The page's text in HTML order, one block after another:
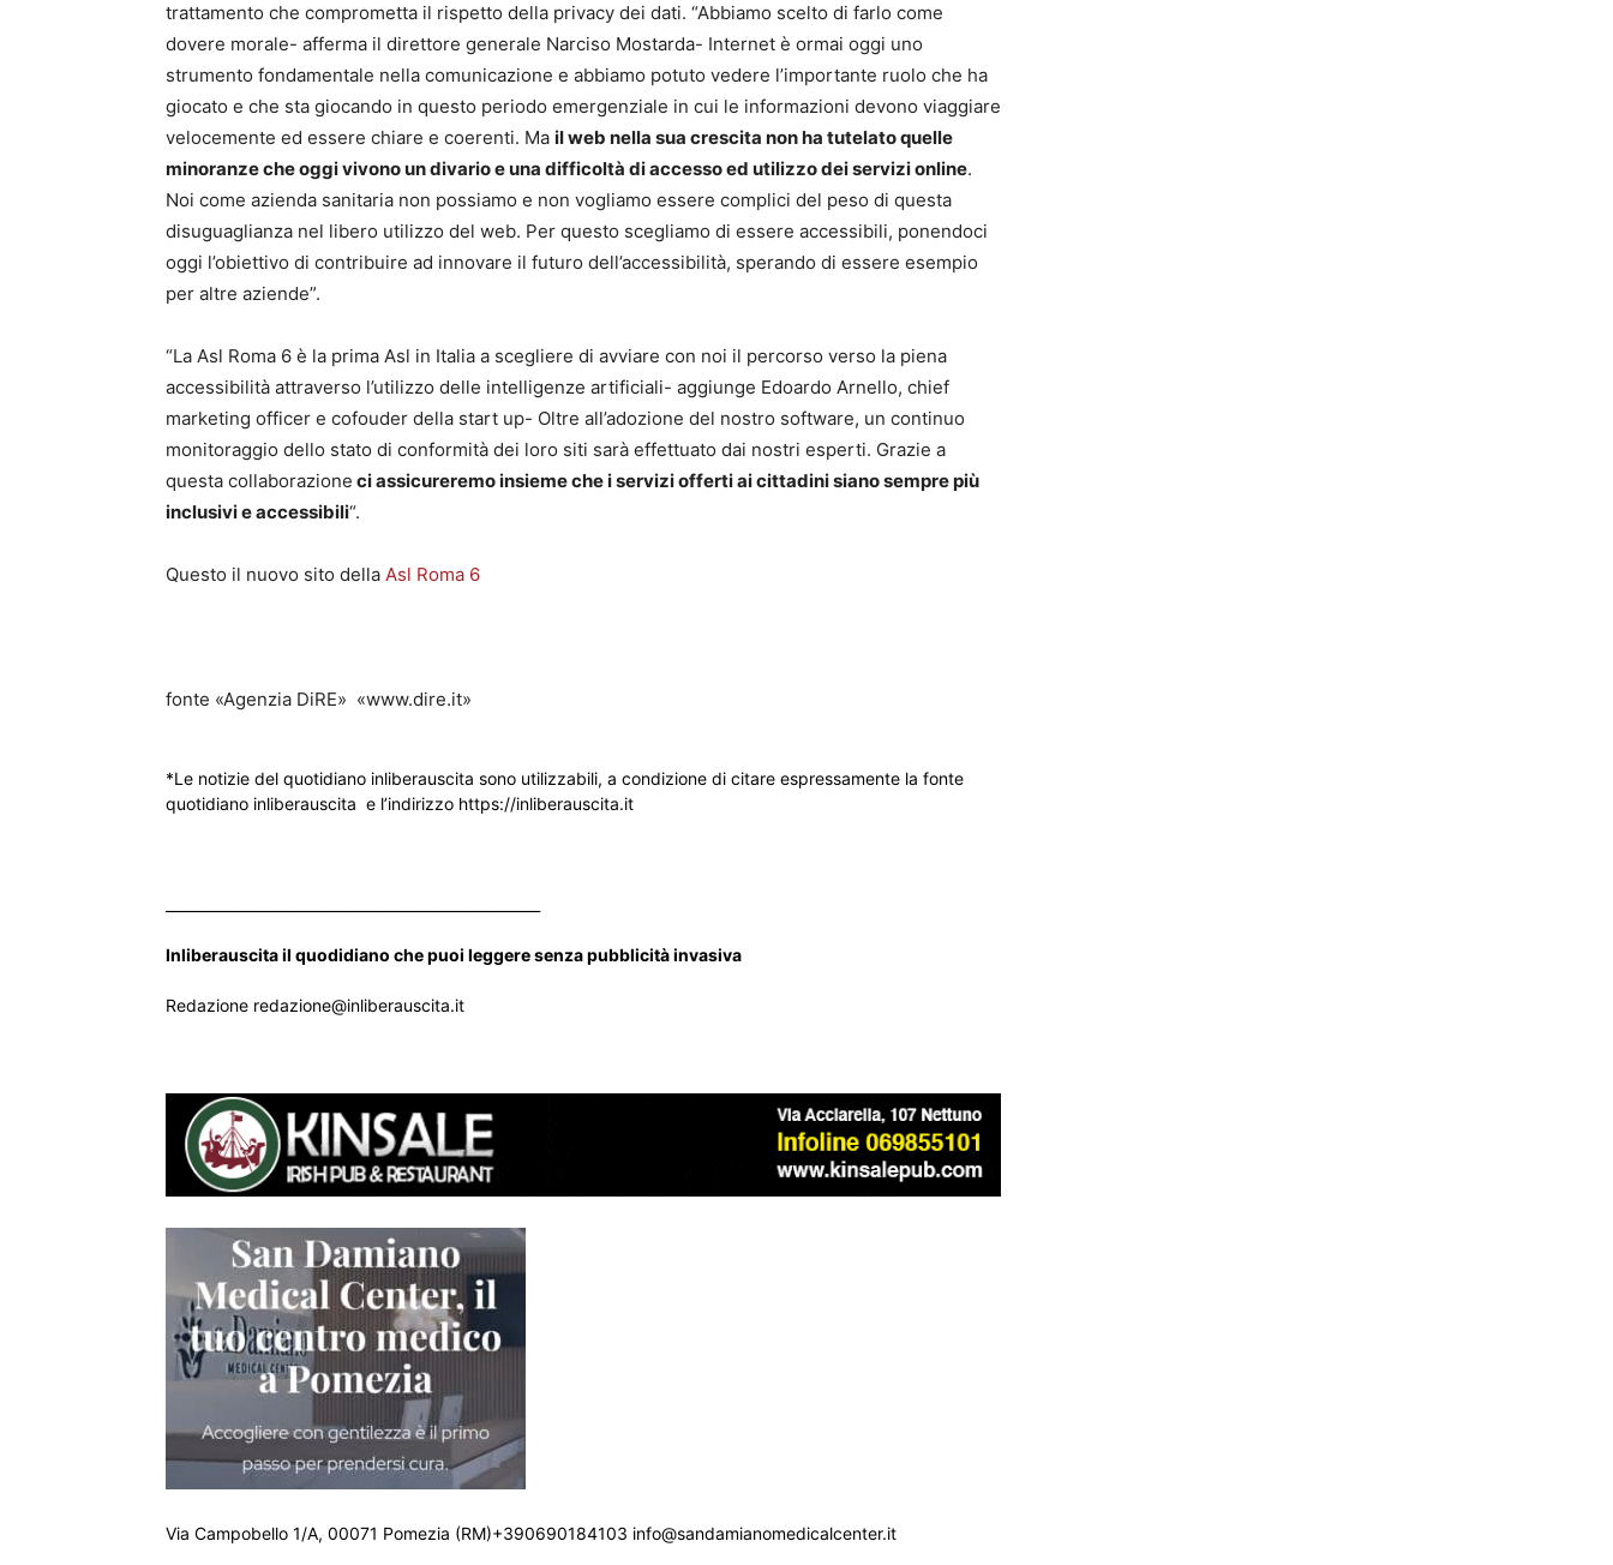
trattamento che comprometta il rispetto della privacy dei dati. “Abbiamo scelto di farlo come
dovere morale- afferma il direttore generale Narciso Mostarda- Internet è ormai oggi uno
strumento fondamentale nella comunicazione e abbiamo potuto vedere l’importante ruolo che ha
giocato e che sta giocando in questo periodo emergenziale in cui le informazioni devono viaggiare
velocemente ed essere chiare e coerenti. Ma il web nella sua crescita non ha tutelato quelle
minoranze che oggi vivono un divario e una difficoltà di accesso ed utilizzo dei servizi online.
Noi come azienda sanitaria non possiamo e non vogliamo essere complici del peso di questa
disuguaglianza nel libero utilizzo del web. Per questo scegliamo di essere accessibili, ponendoci
oggi l’obiettivo di contribuire ad innovare il futuro dell’accessibilità, sperando di essere esempio
per altre aziende”.
“La Asl Roma 6 è la prima Asl in Italia a scegliere di avviare con noi il percorso verso la piena
accessibilità attraverso l’utilizzo delle intelligenze artificiali- aggiunge Edoardo Arnello, chief
marketing officer e cofouder della start up- Oltre all’adozione del nostro software, un continuo
monitoraggio dello stato di conformità dei loro siti sarà effettuato dai nostri esperti. Grazie a
questa collaborazione ci assicureremo insieme che i servizi offerti ai cittadini siano sempre più
inclusivi e accessibili“.
Questo il nuovo sito della Asl Roma 6
fonte «Agenzia DiRE» «www.dire.it»
*Le notizie del quotidiano inliberauscita sono utilizzabili, a condizione di citare espressamente la fonte
quotidiano inliberauscita e l’indirizzo https://inliberauscita.it
Inliberauscita il quodidiano che puoi leggere senza pubblicità invasiva
Redazione redazione@inliberauscita.it
Via Campobello 1/A, 00071 Pomezia (RM)+390690184103 info@sandamianomedicalcenter.it